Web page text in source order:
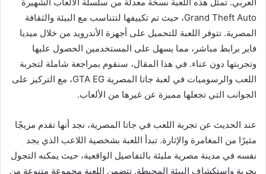
Grand Theft Auto، حيث تم تكييفها لتتناسب مع البيئة والثقافة
المصرية. تتوفر اللعبة للتحميل على أجهزة الأندرويد من خلال ميديا
فاير برابط مباشر، مما يسهل على المستخدمين الحصول عليها
وتجربتها دون عناء. في هذا المقال، سنقوم بمراجعة شاملة لتجربة
اللعب والرسوميات في لعبة جاتا المصرية GTA EG، مع التركيز على
الجوانب التي تجعلها مميزة عن غيرها من الألعاب.
عند الحديث عن تجربة اللعب في جاتا المصرية، نجد أنها تقدم مزيجًا
مثيرًا من المغامرة والإثارة. تبدأ اللعبة بشخصية اللاعب الذي يجد
نفسه في مدينة مصرية مليئة بالتفاصيل الواقعية، حيث يمكنه التجول
بحرية واستكشاف البيئة المحيطة. تتضمن اللعبة مجموعة متنوعة من